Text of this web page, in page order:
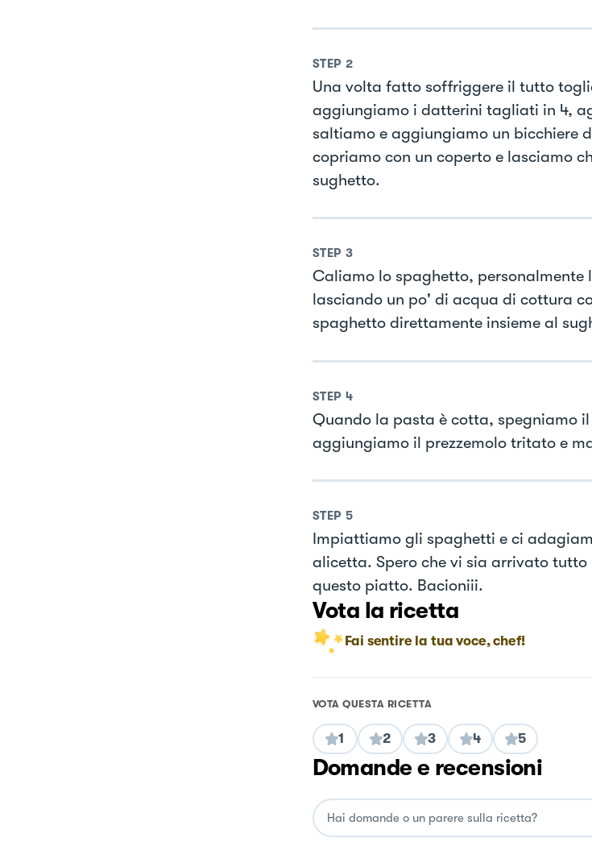
STEP 2
Una volta fatto soffriggere il tutto
aggiungiamo i datterini tagliati in 4,
saltiamo e aggiungiamo un bicchiere
copriamo con un coperto e lasciamo
sughetto.
STEP 3
Caliamo lo spaghetto,
lasciando un po' di acqua di cottura
spaghetto direttamente insieme al
STEP 4
Quando la pasta è cotta, spegniamo
aggiungiamo il prezzemolo tritato e
STEP 5
Impiattiamo gli spaghetti e ci
alicetta. Spero che vi sia arrivato tutto
questo piatto. Bacioniii.
Vota la ricetta
Fai sentire la tua voce, chef!
VOTA QUESTA RICETTA
1 2 3 4 5
Domande e recensioni